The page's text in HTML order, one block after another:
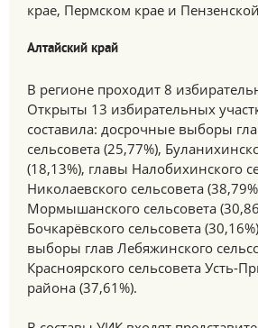
крае, Пермском крае и
Алтайский край
В регионе проходит 8
Открыты 13 избирательных
составила: досрочные выборы
сельсовета (25,77%),
(18,13%), главы Налобихинского
Николаевского сельсовета
Мормышанского сельсовета
Бочкарёвского сельсовета
выборы глав Лебяжинского
Красноярского сельсовета Усть-
района (37,61%).